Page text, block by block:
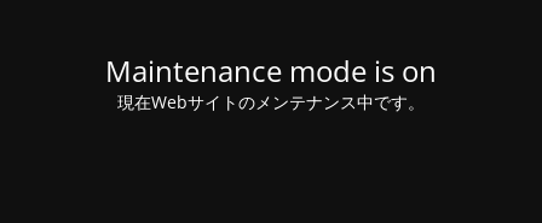
Maintenance mode is on
現在Webサイトのメンテナンス中です。